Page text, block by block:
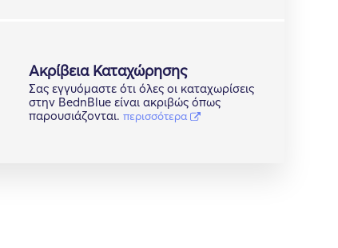
Ακρίβεια Καταχώρησης
Σας εγγυόμαστε ότι όλες οι καταχωρίσεις
στην BednBlue είναι ακριβώς όπως
παρουσιάζονται. περισσότερα